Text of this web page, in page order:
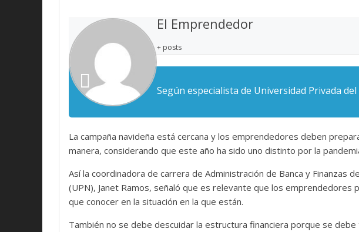
El Emprendedor
+ posts
Según especialista de Universidad Privada
La campaña navideña está cercana y los emprendedores deben
manera, considerando que este año ha sido uno distinto por la
Así la coordinadora de carrera de Administración de Banca y Finanzas
(UPN), Janet Ramos, señaló que es relevante que los emprendedores
que conocer en la situación en la que están.
También no se debe descuidar la estructura financiera porque se